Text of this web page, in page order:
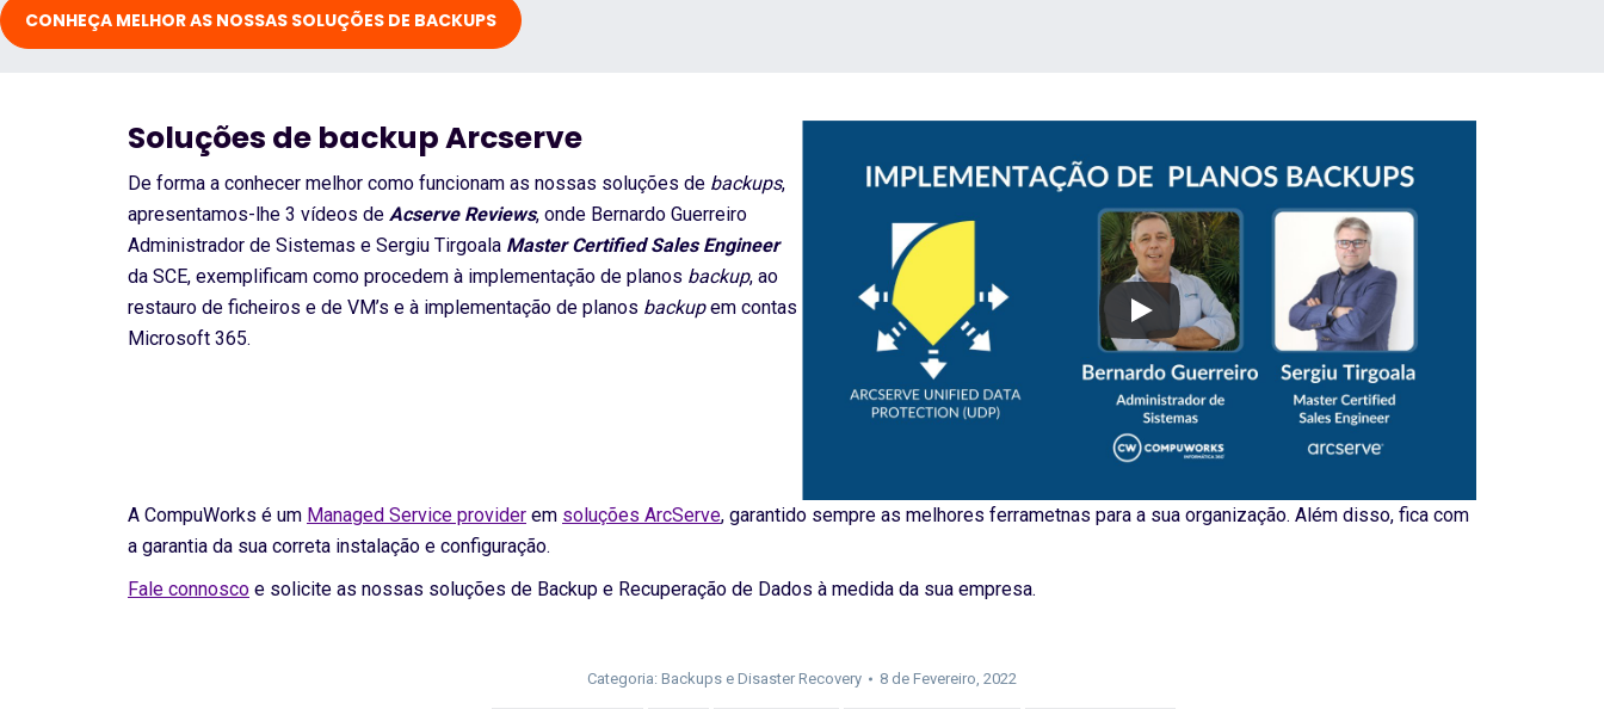
CONHEÇA MELHOR AS NOSSAS SOLUÇÕES DE BACKUPS
Soluções de backup Arcserve
De forma a conhecer melhor como funcionam as nossas soluções de backups,
apresentamos-lhe 3 vídeos de Acserve Reviews, onde Bernardo Guerreiro
Administrador de Sistemas e Sergiu Tirgoala Master Certified Sales Engineer
da SCE, exemplificam como procedem à implementação de planos backup, ao
restauro de ficheiros e de VM’s e à implementação de planos backupem contas
Microsoft 365.
A CompuWorks é um Managed Service provider em soluções ArcServe, garantido sempre as melhores ferrametnas para a sua organização. Além disso, fica com
a garantia da sua correta instalação e configuração.
Fale connosco e solicite as nossas soluções de Backup e Recuperação de Dados à medida da sua empresa.
Categoria: Backups e Disaster Recovery 8 de Fevereiro, 2022